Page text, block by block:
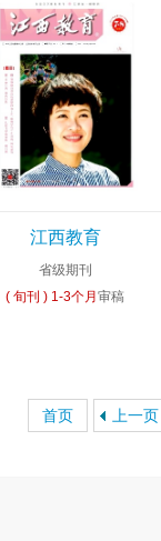
江西教育
省级期刊
( 旬刊 ) 1-3个月 审稿
首页 上一页